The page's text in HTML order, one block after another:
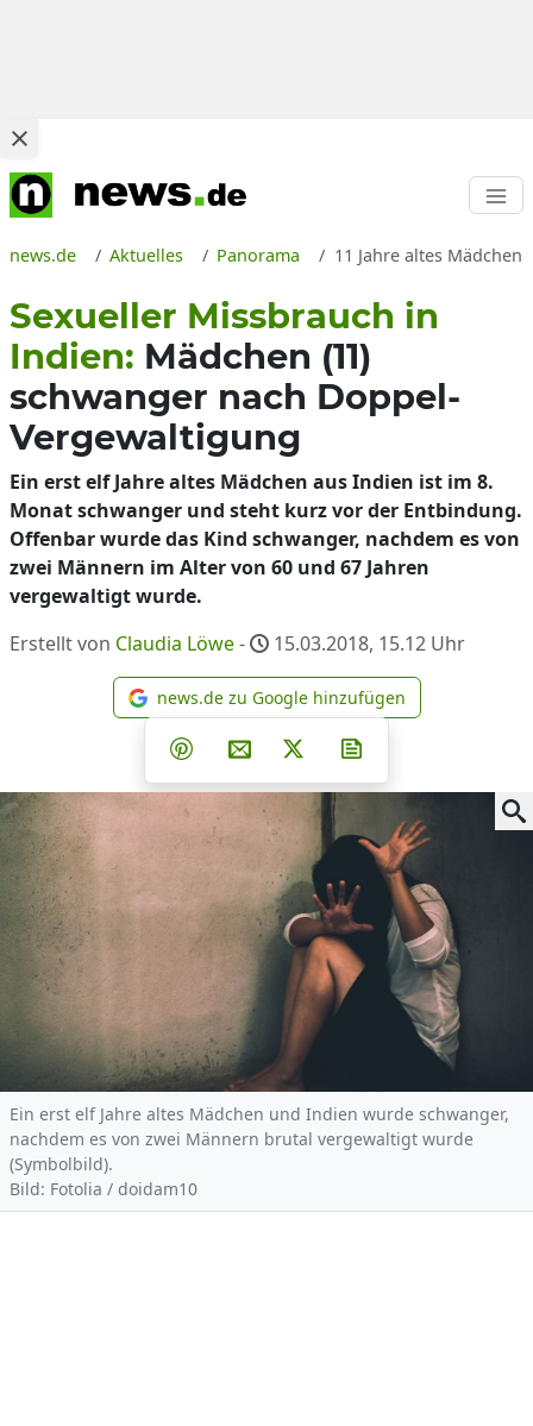
news.de Aktuelles Panorama 11 Jahre altes
Sexueller Missbrauch in
Indien: Mädchen (11)
schwanger nach Doppel-
Vergewaltigung
Ein erst elf Jahre altes Mädchen aus Indien ist im 8.
Monat schwanger und steht kurz vor der Entbindung.
Offenbar wurde das Kind schwanger, nachdem es von
zwei Männern im Alter von 60 und 67 Jahren
vergewaltigt wurde.
Erstellt von Claudia Löwe- 15.03.2018, 15.12 Uhr
news.de zu Google
news.de zu Google hinzufügen
Teilen auf Facebook
Teilen auf Whatsapp
Teilen auf Telegram
Teilen auf Pinterest
Per E-Mail teilen
Post auf X
Ein erst elf Jahre altes Mädchen und Indien wurde schwanger,
nachdem es von zwei Männern brutal vergewaltigt wurde
(Symbolbild).
Bild: Fotolia / doidam10